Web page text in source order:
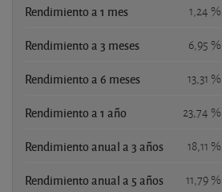
Rendimiento a 1 mes 1,24 %
Rendimiento a 3 meses 6,95 %
Rendimiento a 6 meses 13,31 %
Rendimiento a 1 año 23,74 %
Rendimiento anual a 3 años 18,11 %
Rendimiento anual a 5 años 11,79 %